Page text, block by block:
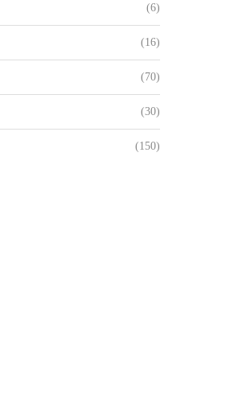
(6)
(16)
(70)
(30)
(150)